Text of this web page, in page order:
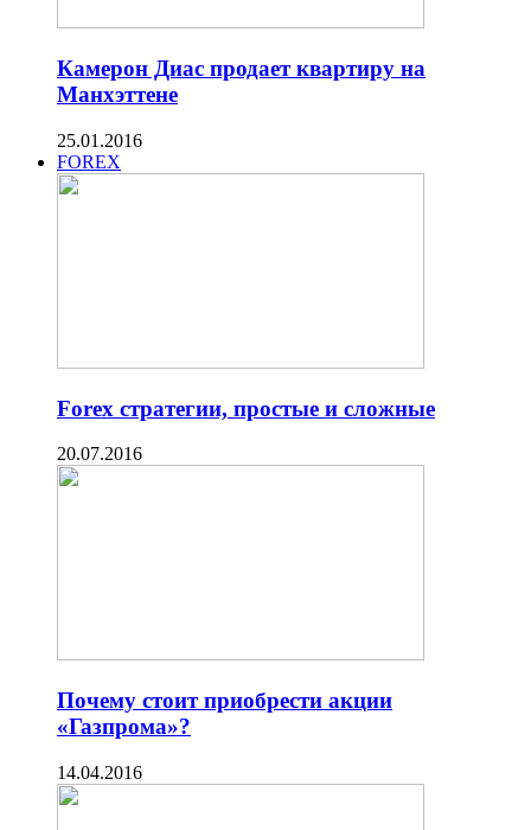
Камерон Диас продает квартиру на
Манхэттене
25.01.2016
FOREX
Forex стратегии, простые и сложные
20.07.2016
Почему стоит приобрести акции
«Газпрома»?
14.04.2016